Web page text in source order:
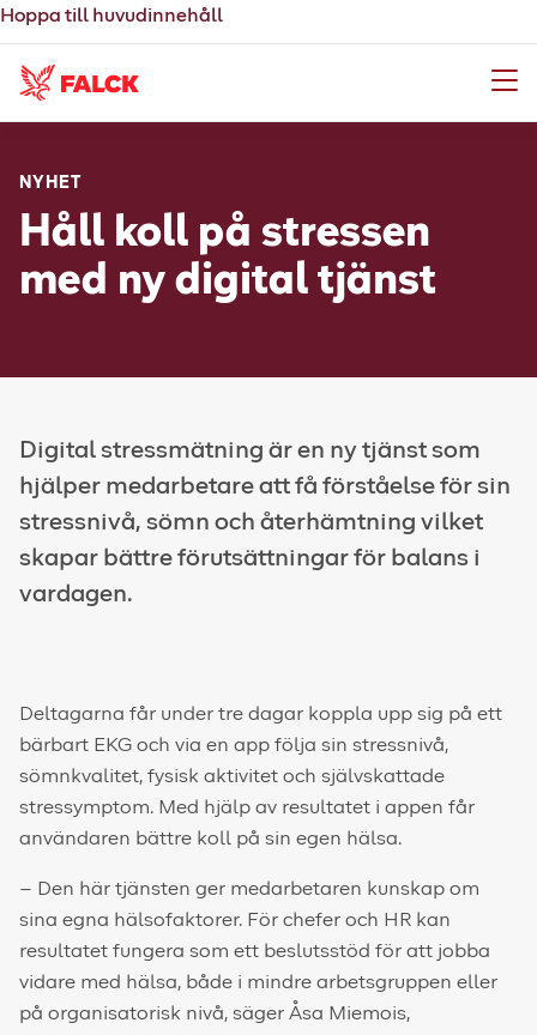
Hoppa till huvudinnehåll
Meny
NYHET
Håll koll på stressen
med ny digital tjänst
Digital stressmätning är en ny tjänst som
hjälper medarbetare att få förståelse för sin
stressnivå, sömn och återhämtning vilket
skapar bättre förutsättningar för balans i
vardagen.
Deltagarna får under tre dagar koppla upp sig på ett
bärbart EKG och via en app följa sin stressnivå,
sömnkvalitet, fysisk aktivitet och självskattade
stressymptom. Med hjälp av resultatet i appen får
användaren bättre koll på sin egen hälsa.
­– Den här tjänsten ger medarbetaren kunskap om
sina egna hälsofaktorer. För chefer och HR kan
resultatet fungera som ett beslutsstöd för att jobba
vidare med hälsa, både i mindre arbetsgruppen eller
på organisatorisk nivå, säger Åsa Miemois,